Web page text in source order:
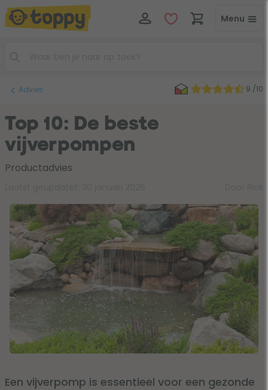
Menu
Advies 9 /10
Top 10: De beste
vijverpompen
Productadvies
Een vijverpomp is essentieel voor een gezonde